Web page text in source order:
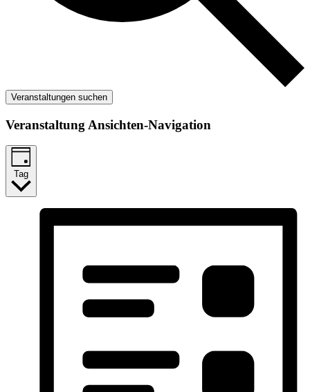
Veranstaltungen suchen
Veranstaltung Ansichten-Navigation
Tag